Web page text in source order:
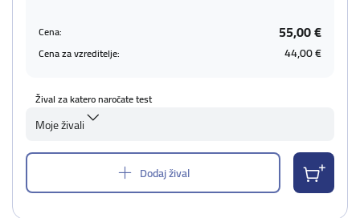
Cena: 55,00 €
Cena za vzreditelje: 44,00 €
Žival za katero naročate test
Moje živali
Dodaj žival